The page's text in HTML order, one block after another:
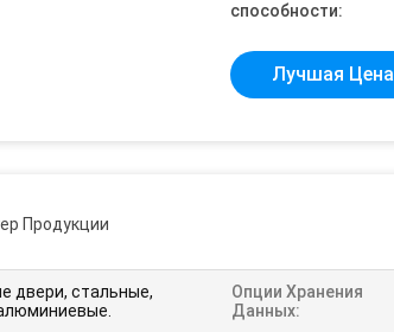
способности:
Лучшая Цена
Продукции
двери, стальные,
Опции Хранения
Данных: